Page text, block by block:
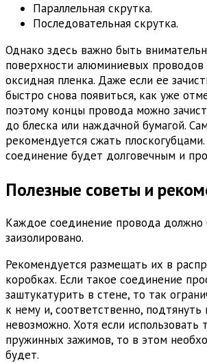
Параллельная скрутка.
Последовательная скрутка.
Однако здесь важно быть
поверхности алюминиевых проводов
оксидная пленка. Даже если ее
быстро снова появиться, как уже
поэтому концы провода можно
до блеска или наждачной бумагой.
рекомендуется сжать плоскогубцами.
соединение будет долговечным и
Полезные советы и
Каждое соединение провода должно
заизолировано.
Рекомендуется размещать их в
коробках. Если такое соединение
заштукатурить в стене, то так
к нему и, соответственно,
невозможно. Хотя если использовать
пружинных зажимов, то в этом
будет.